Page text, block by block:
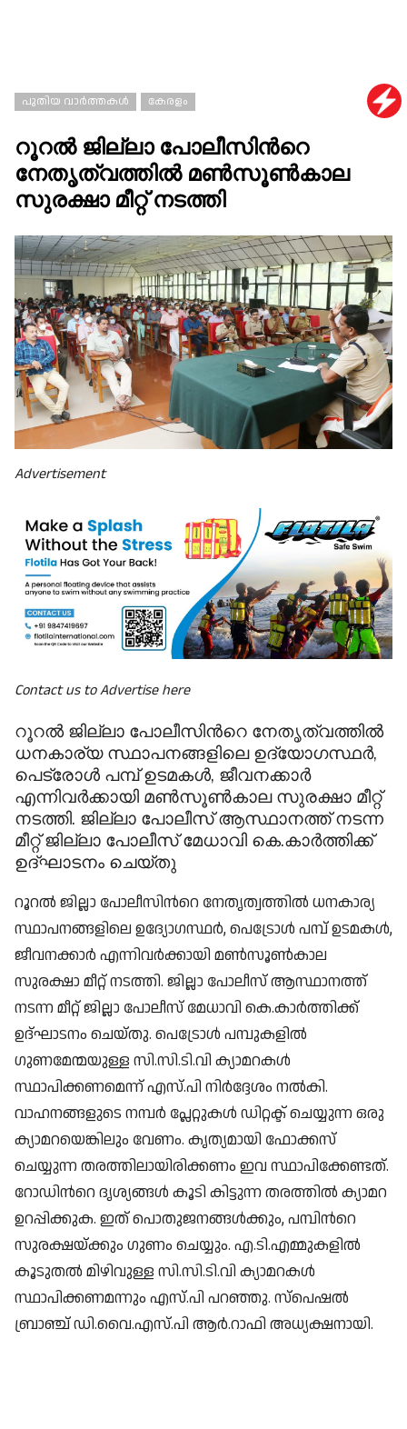
Conditions
പുതിയ വാർത്തകൾ കേരളം
റൂറൽ ജില്ലാ പോലീസിന്‍റെ
നേതൃത്വത്തിൽ മൺസൂൺകാല
സുരക്ഷാ മീറ്റ് നടത്തി
Advertisement
Contact us to Advertise here
റൂറൽ ജില്ലാ പോലീസിന്‍റെ നേതൃത്വത്തിൽ
ധനകാര്യ സ്ഥാപനങ്ങളിലെ ഉദ്യോഗസ്ഥർ,
പെട്രോൾ പമ്പ് ഉടമകൾ, ജീവനക്കാർ
എന്നിവർക്കായി മൺസൂൺകാല സുരക്ഷാ മീറ്റ്
നടത്തി. ജില്ലാ പോലീസ് ആസ്ഥാനത്ത് നടന്ന
മീറ്റ് ജില്ലാ പോലീസ് മേധാവി കെ.കാർത്തിക്ക്
ഉദ്ഘാടനം ചെയ്തു
റൂറൽ ജില്ലാ പോലീസിന്‍റെ നേതൃത്വത്തിൽ ധനകാര്യ
സ്ഥാപനങ്ങളിലെ ഉദ്യോഗസ്ഥർ, പെട്രോൾ പമ്പ് ഉടമകൾ,
ജീവനക്കാർ എന്നിവർക്കായി മൺസൂൺകാല
സുരക്ഷാ മീറ്റ് നടത്തി. ജില്ലാ പോലീസ് ആസ്ഥാനത്ത്
നടന്ന മീറ്റ് ജില്ലാ പോലീസ് മേധാവി കെ.കാർത്തിക്ക്
ഉദ്ഘാടനം ചെയ്തു. പെട്രോൾ പമ്പുകളിൽ
ഗുണമേന്മയുള്ള സി.സി.ടി.വി ക്യാമറകൾ
സ്ഥാപിക്കണമെന്ന് എസ്.പി നിർദ്ദേശം നൽകി.
വാഹനങ്ങളുടെ നമ്പർ പ്ലേറ്റുകൾ ഡിറ്റക്ട് ചെയ്യുന്ന ഒരു
ക്യാമറയെങ്കിലും വേണം. കൃത്യമായി ഫോക്കസ്
ചെയ്യുന്ന തരത്തിലായിരിക്കണം ഇവ സ്ഥാപിക്കേണ്ടത്.
റോഡിന്‍റെ ദൃശ്യങ്ങൾ കൂടി കിട്ടുന്ന തരത്തിൽ ക്യാമറ
ഉറപ്പിക്കുക. ഇത് പൊതുജനങ്ങൾക്കും, പമ്പിന്‍റെ
സുരക്ഷയ്ക്കും ഗുണം ചെയ്യും. എ.ടി.എമ്മുകളിൽ
കൂടുതൽ മിഴിവുള്ള സി.സി.ടി.വി ക്യാമറകൾ
സ്ഥാപിക്കണമന്നും എസ്.പി പറഞ്ഞു. സ്പെഷൽ
ബ്രാഞ്ച് ഡി.വൈ.എസ്.പി ആർ.റാഫി അധ്യക്ഷനായി.